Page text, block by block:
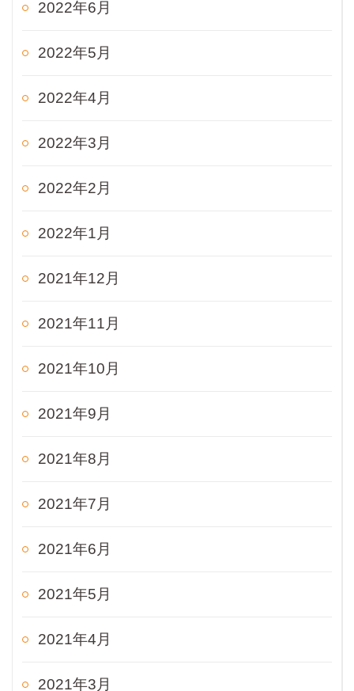
2022年6月
2022年5月
2022年4月
2022年3月
2022年2月
2022年1月
2021年12月
2021年11月
2021年10月
2021年9月
2021年8月
2021年7月
2021年6月
2021年5月
2021年4月
2021年3月